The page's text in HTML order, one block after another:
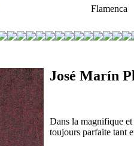
Flamenca
José Marín
Dans la magnifique
toujours parfaite tant